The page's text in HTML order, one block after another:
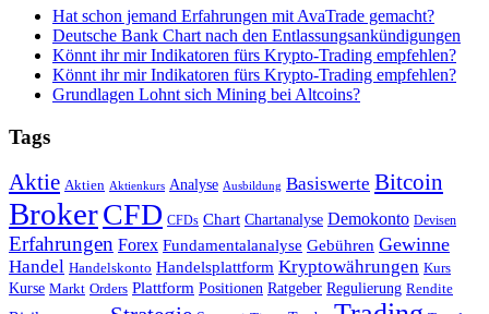
Hat schon jemand Erfahrungen mit AvaTrade gemacht?
Deutsche Bank Chart nach den Entlassungsankündigungen
Könnt ihr mir Indikatoren fürs Krypto-Trading empfehlen?
Könnt ihr mir Indikatoren fürs Krypto-Trading empfehlen?
Grundlagen Lohnt sich Mining bei Altcoins?
Tags
Aktie Aktien Aktienkurs Analyse Ausbildung Basiswerte Bitcoin
BrokerCFD CFDs Chart Chartanalyse Demokonto Devisen
Erfahrungen Forex Fundamentalanalyse Gebühren Gewinne
Handel Handelskonto Handelsplattform Kryptowährungen Kurs
Kurse Markt Orders Plattform Positionen Ratgeber Regulierung Rendite